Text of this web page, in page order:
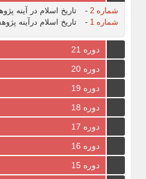
شماره 2 -
تاریخ اسلام در آینه پژوهش 59 ، پاییز و
شماره 1
- تاریخ اسلام درآینه پژوهش 58 ، بهار و
دوره 21
دوره 20
دوره 19
دوره 18
دوره 17
دوره 16
دوره 15